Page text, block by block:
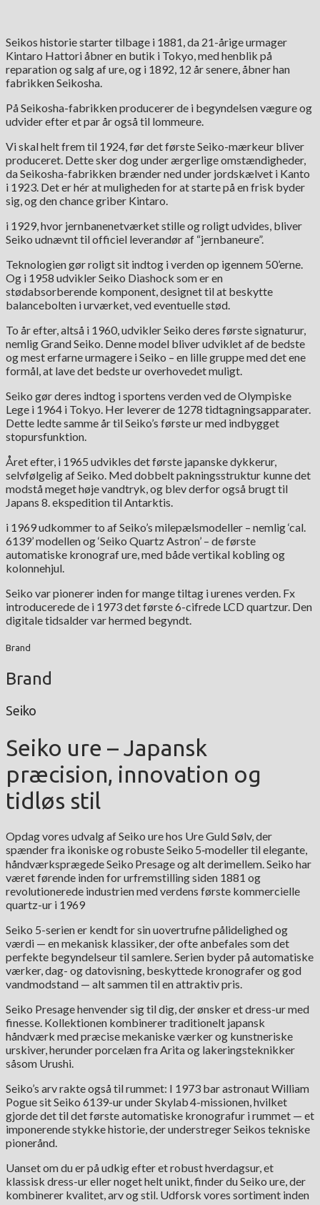
Seikos historie starter tilbage i 1881, da 21-årige urmager
Kintaro Hattori åbner en butik i Tokyo, med henblik på
reparation og salg af ure, og i 1892, 12 år senere, åbner han
fabrikken Seikosha.
På Seikosha-fabrikken producerer de i begyndelsen vægure og
udvider efter et par år også til lommeure.
Vi skal helt frem til 1924, før det første Seiko-mærkeur bliver
produceret. Dette sker dog under ærgerlige omstændigheder,
da Seikosha-fabrikken brænder ned under jordskælvet i Kanto
i 1923. Det er hér at muligheden for at starte på en frisk byder
sig, og den chance griber Kintaro.
i 1929, hvor jernbanenetværket stille og roligt udvides, bliver
Seiko udnævnt til officiel leverandør af “jernbaneure”.
Teknologien gør roligt sit indtog i verden op igennem 50’erne.
Og i 1958 udvikler Seiko Diashock som er en
stødabsorberende komponent, designet til at beskytte
balancebolten i urværket, ved eventuelle stød.
To år efter, altså i 1960, udvikler Seiko deres første signaturur,
nemlig Grand Seiko. Denne model bliver udviklet af de bedste
og mest erfarne urmagere i Seiko – en lille gruppe med det ene
formål, at lave det bedste ur overhovedet muligt.
Seiko gør deres indtog i sportens verden ved de Olympiske
Lege i 1964 i Tokyo. Her leverer de 1278 tidtagningsapparater.
Dette ledte samme år til Seiko’s første ur med indbygget
stopursfunktion.
Året efter, i 1965 udvikles det første japanske dykkerur,
selvfølgelig af Seiko. Med dobbelt pakningsstruktur kunne det
modstå meget høje vandtryk, og blev derfor også brugt til
Japans 8. ekspedition til Antarktis.
i 1969 udkommer to af Seiko’s milepælsmodeller – nemlig ‘cal.
6139’ modellen og ‘Seiko Quartz Astron’ – de første
automatiske kronograf ure, med både vertikal kobling og
kolonnehjul.
Seiko var pionerer inden for mange tiltag i urenes verden. Fx
introducerede de i 1973 det første 6-cifrede LCD quartzur. Den
digitale tidsalder var hermed begyndt.
Brand
Brand
Seiko
Seiko ure – Japansk
præcision, innovation og
tidløs stil
Opdag vores udvalg af Seiko ure hos Ure Guld Sølv, der
spænder fra ikoniske og robuste Seiko 5‑modeller til elegante,
håndværksprægede Seiko Presage og alt derimellem. Seiko har
været førende inden for urfremstilling siden 1881 og
revolutionerede industrien med verdens første kommercielle
quartz-ur i 1969
Seiko 5-serien er kendt for sin uovertrufne pålidelighed og
værdi — en mekanisk klassiker, der ofte anbefales som det
perfekte begyndelseur til samlere. Serien byder på automatiske
værker, dag- og datovisning, beskyttede kronografer og god
vandmodstand — alt sammen til en attraktiv pris.
Seiko Presage henvender sig til dig, der ønsker et dress-ur med
finesse. Kollektionen kombinerer traditionelt japansk
håndværk med præcise mekaniske værker og kunstneriske
urskiver, herunder porcelæn fra Arita og lakeringsteknikker
såsom Urushi.
Seiko’s arv rakte også til rummet: I 1973 bar astronaut William
Pogue sit Seiko 6139-ur under Skylab 4-missionen, hvilket
gjorde det til det første automatiske kronografur i rummet — et
imponerende stykke historie, der understreger Seikos tekniske
pionerånd.
Uanset om du er på udkig efter et robust hverdagsur, et
klassisk dress-ur eller noget helt unikt, finder du Seiko ure, der
kombinerer kvalitet, arv og stil. Udforsk vores sortiment inden